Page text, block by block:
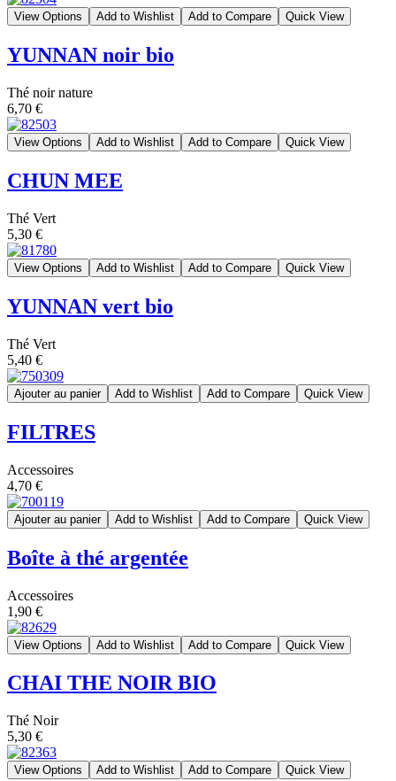
View Options Add to Wishlist Add to Compare Quick View
YUNNAN noir bio
Thé noir nature
6,70 €
View Options Add to Wishlist Add to Compare Quick View
CHUN MEE
Thé Vert
5,30 €
View Options Add to Wishlist Add to Compare Quick View
YUNNAN vert bio
Thé Vert
5,40 €
Ajouter au panier Add to Wishlist Add to Compare Quick View
FILTRES
Accessoires
4,70 €
Ajouter au panier Add to Wishlist Add to Compare Quick View
Boîte à thé argentée
Accessoires
1,90 €
View Options Add to Wishlist Add to Compare Quick View
CHAI THE NOIR BIO
Thé Noir
5,30 €
View Options Add to Wishlist Add to Compare Quick View